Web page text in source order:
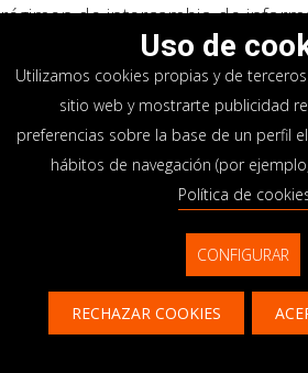
régimen de intercambio de
MATERIA FISCAL
poradm_bij|May 4, 2021
CHINA Se prorrogan varios
prorrogado varios incentivos
expirado, como la deducción
de menos de 5 millones de CNY,
para las empresas que prestan
calefacción y...
Uso de
Utilizamos cookies propias y de
sitio web y mostrarte publicidad
preferencias sobre la base de un perfil
hábitos de navegación (por
Política de
CONFIGURAR
RECHAZAR COOKIES